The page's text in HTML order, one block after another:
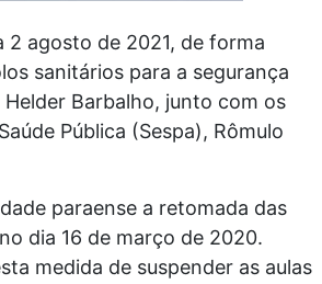
2 agosto de 2021, de forma
sanitários para a segurança
Barbalho, junto com os
Pública (Sespa), Rômulo
paraense a retomada das
dia 16 de março de 2020.
medida de suspender as aulas